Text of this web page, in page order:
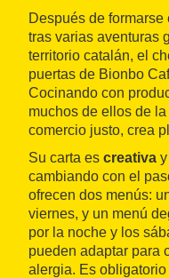
Después de
tras varias aventuras
territorio catalán, el
puertas de Bionbo
Cocinando con
muchos de ellos de
comercio justo, crea
Su carta es creativa
cambiando con el
ofrecen dos menús:
viernes, y un menú
por la noche y los
pueden adaptar para
alergia. Es